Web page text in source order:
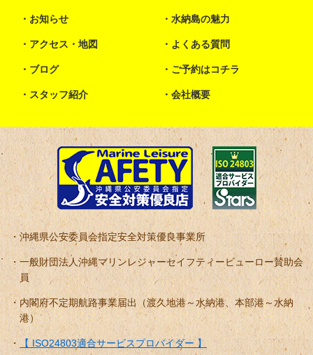
お知らせ 水納島の魅力
アクセス・地図 よくある質問
ブログ ご予約はコチラ
スタッフ紹介 会社概要
沖縄県公安委員会指定安全対策優良事業所
一般財団法人沖縄マリンレジャーセイフティービューロー賛助会
員
内閣府不定期航路事業届出（渡久地港～水納港、本部港～水納
港）
【 ISO24803適合サービスプロバイダー 】